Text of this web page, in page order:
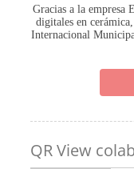
Gracias a la empresa
digitales en
Internacional
QR View